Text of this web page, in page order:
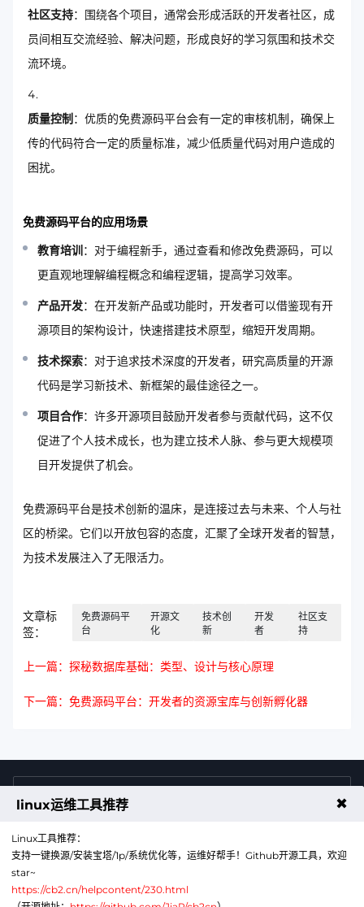
社区支持：围绕各个项目，通常会形成活跃的开发者社区，成
员间相互交流经验、解决问题，形成良好的学习氛围和技术交
流环境。
质量控制 ：优质的免费源码平台会有一定的审核机制，确保上
传的代码符合一定的质量标准，减少低质量代码对用户造成的
困扰。
免费源码平台的应用场景
教育培训 ：对于编程新手，通过查看和修改免费源码，可以
更直观地理解编程概念和编程逻辑，提高学习效率。
产品开发：在开发新产品或功能时，开发者可以借鉴现有开
源项目的架构设计，快速搭建技术原型，缩短开发周期。
技术探索：对于追求技术深度的开发者，研究高质量的开源
代码是学习新技术、新框架的最佳途径之一。
项目合作：许多开源项目鼓励开发者参与贡献代码，这不仅
促进了个人技术成长，也为建立技术人脉、参与更大规模项
目开发提供了机会。
免费源码平台是技术创新的温床，是连接过去与未来、个人与社
区的桥梁。它们以开放包容的态度，汇聚了全球开发者的智慧，
为技术发展注入了无限活力。
文章标
签：
免费源码平
台
开源文
化
技术创
新
开发
者
社区支
持
上一篇：探秘数据库基础：类型、设计与核心原理
下一篇：免费源码平台：开发者的资源宝库与创新孵化器
售前咨询热线
linux运维工具推荐 ✖
Linux工具推荐：
支持一键换源/安装宝塔/1p/系统优化等，运维好帮手！Github开源工具，欢迎
star~
https://cb2.cn/helpcontent/230.html